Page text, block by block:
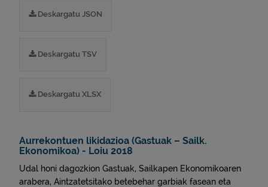
Deskargatu JSON
Deskargatu TSV
Deskargatu XLSX
Aurrekontuen likidazioa (Gastuak – Sailk.
Ekonomikoa) - Loiu 2018
Udal honi dagozkion Gastuak, Sailkapen Ekonomikoaren
arabera, Aintzatetsitako betebehar garbiak fasean eta